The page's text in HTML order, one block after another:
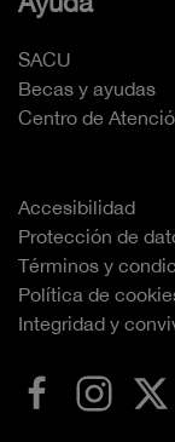
SACU
Becas y ayudas
Centro de
Accesibilidad
Protección de
Términos y
Política de
Integridad y